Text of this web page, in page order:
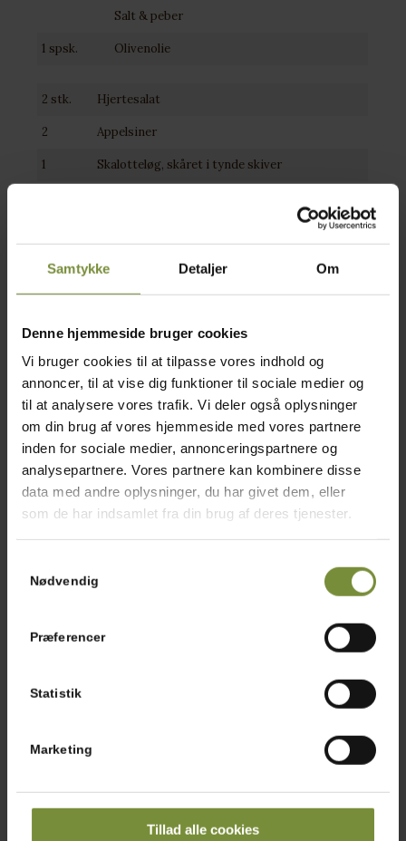
Samtykke Detaljer Om
Denne hjemmeside bruger cookies
Vi bruger cookies til at tilpasse vores indhold og
annoncer, til at vise dig funktioner til sociale medier og
til at analysere vores trafik. Vi deler også oplysninger
om din brug af vores hjemmeside med vores partnere
inden for sociale medier, annonceringspartnere og
analysepartnere. Vores partnere kan kombinere disse
data med andre oplysninger, du har givet dem, eller
som de har indsamlet fra din brug af deres tjenester.
Nødvendig
Præferencer
Statistik
Marketing
Tillad alle cookies
Salt & peber
1 spsk. Olivenolie
2 stk. Hjertesalat
2 Appelsiner
1 Skalotteløg, skåret i tynde skiver
Tahin dressing
Salt & peber
1 håndfuld Bredbladet persille, finthakket
5 blade Mynte, finthakket
Tilberedning
Fjern skindet på kyllingeoverlårene og
skær det ud i mundrette stykker. Bland
olivenolie, salt og peber.
Tilsæt lidt olie på panden og steg kyllingen
på panden i ca. 12 minutter ved medium
Tahin dressing: Pisk olivenolie, tahin,
sammen.
Del hjertesalaten i blade og skyl den i rent